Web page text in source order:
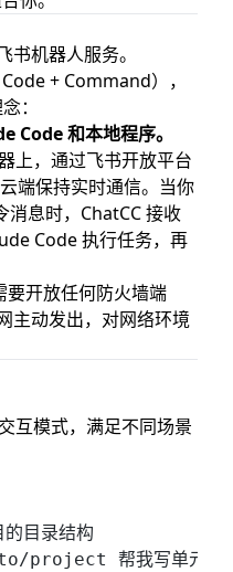
书机器人服务。
Code + Command），
：
Code 和本地程序。
上，通过飞书开放平台
端保持实时通信。当你
消息时，ChatCC 接收
Code 执行任务，再
要开放任何防火墙端
主动发出，对网络环境
互模式，满足不同场景
目录结构
帮我写单元测